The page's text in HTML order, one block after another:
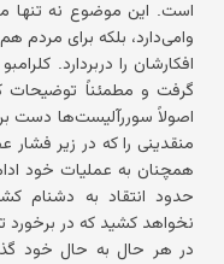
است. این موضوع نه تنها ما
وامی‌دارد، بلکه برای مردم
افکارشان را دربردارد.
گرفت و مطمئناً توضیحات
اصولاً سوررآلیست‌ها دست
منقدینی را که در زیر فشار
همچنان به عملیات خود
حدود انتقاد به دشنام
نخواهد کشید که در برخورد
در هر حال به حال خود